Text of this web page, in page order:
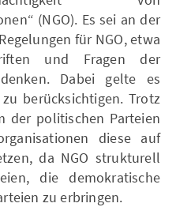
(NGO). Es sei an der
für NGO, etwa
und Fragen der
Dabei gelte es
berücksichtigen. Trotz
der politischen Parteien
diese auf
da NGO strukturell
die demokratische
zu erbringen.